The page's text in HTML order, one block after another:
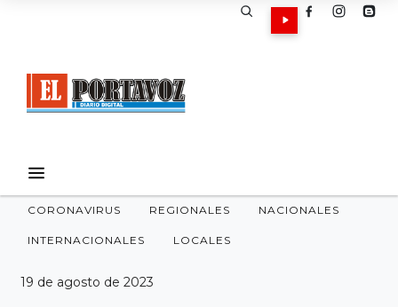
CORONAVIRUS REGIONALES NACIONALES
INTERNACIONALES LOCALES
19 de agosto de 2023